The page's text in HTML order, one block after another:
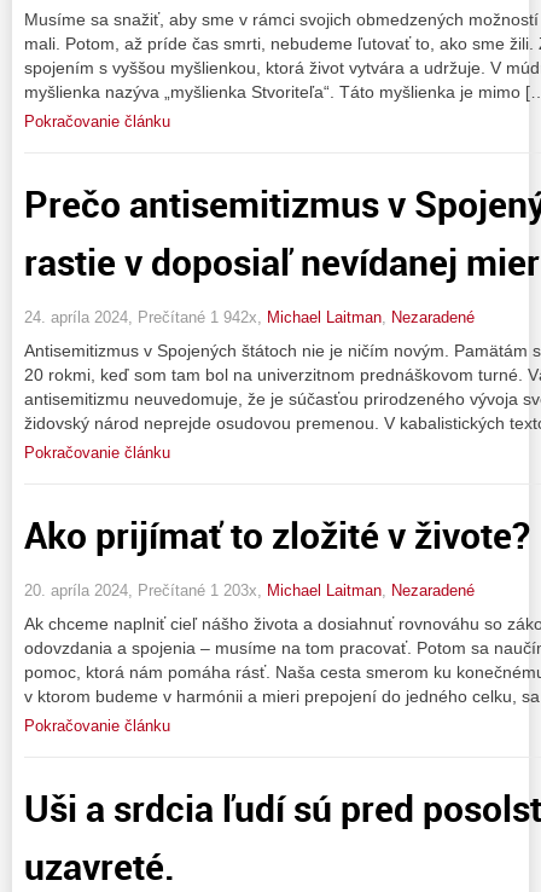
Musíme sa snažiť, aby sme v rámci svojich obmedzených
mali. Potom, až príde čas smrti, nebudeme ľutovať to, ako sme
spojením s vyššou myšlienkou, ktorá život vytvára a udržuje. V
myšlienka nazýva „myšlienka Stvoriteľa“. Táto myšlienka je mimo
Pokračovanie článku
Prečo antisemitizmus v
rastie v doposiaľ nevídanej
24. apríla 2024, Prečítané 1 942x, Michael Laitman Nezaradené
Antisemitizmus v Spojených štátoch nie je ničím novým. Pamätám
20 rokmi, keď som tam bol na univerzitnom prednáškovom turné.
antisemitizmu neuvedomuje, že je súčasťou prirodzeného vývoja
židovský národ neprejde osudovou premenou. V kabalistických
Pokračovanie článku
Ako prijímať to zložité v živote?
20. apríla 2024, Prečítané 1 203x, Michael Laitman Nezaradené
Ak chceme naplniť cieľ nášho života a dosiahnuť rovnováhu so
odovzdania a spojenia – musíme na tom pracovať. Potom sa
pomoc, ktorá nám pomáha rásť. Naša cesta smerom ku
v ktorom budeme v harmónii a mieri prepojení do jedného celku,
Pokračovanie článku
Uši a srdcia ľudí sú pred
uzavreté.